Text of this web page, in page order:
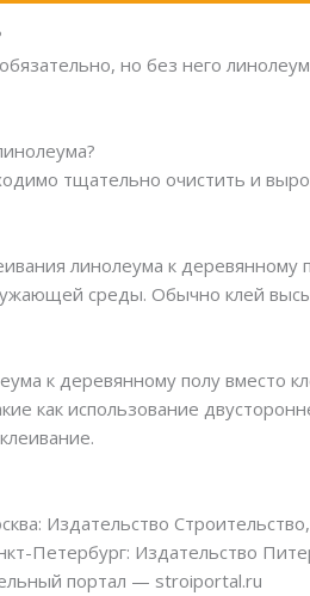
но без него
тщательно очистить и
линолеума к деревянному
среды. Обычно клей
к деревянному полу вместо
как использование
Издательство
Петербург: Издательство
портал — stroiportal.ru